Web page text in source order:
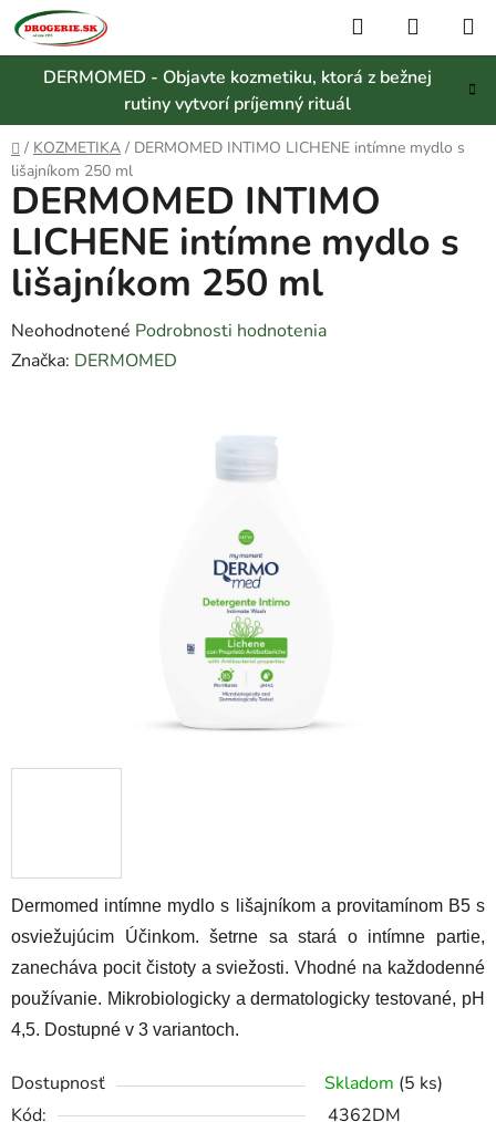
Prejsť
na
obsah
DERMOMED - Objavte kozmetiku, ktorá z bežnej
rutiny vytvorí príjemný rituál
Hľadať
KOŠÍK
Domov
/ KOZMETIKA / DERMOMED INTIMO LICHENE intímne mydlo s
lišajníkom 250 ml
Dermomed intímne mydlo s lišajníkom a provitamínom B5 s
osviežujúcim Účinkom. šetrne sa stará o intímne partie,
zanecháva pocit čistoty a sviežosti. Vhodné na každodenné
používanie. Mikrobiologicky a dermatologicky testované, pH
4,5. Dostupné v 3 variantoch.
Dostupnosť Skladom (5 ks)
Kód:
4362DM
DERMOMED INTIMO
LICHENE intímne mydlo s
lišajníkom 250 ml
Priemerné
hodnotenie
Neohodnotené Podrobnosti hodnotenia
Značka: DERMOMED